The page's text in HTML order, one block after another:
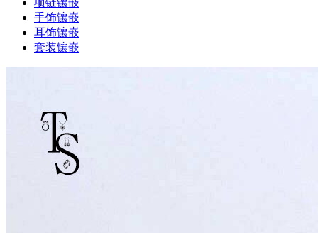
项链镶嵌
手饰镶嵌
耳饰镶嵌
套装镶嵌